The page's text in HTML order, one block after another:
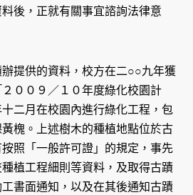
後，正就有關事宜諮詢法律意
辦提供的資料，校方在二○○九年獲
００９／１０年度綠化校園計
二月在校園內進行綠化工程，包
槐。上述樹木的種植地點位於古
照「一般許可證」的規定，事先
植工程細則等資料，及取得古蹟
書面通知，以及在其後通知古蹟